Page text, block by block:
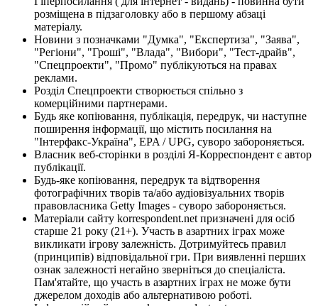
розміщена в підзаголовку або в першому абзаці
матеріалу.
Новини з позначками "Думка", "Експертиза", "Заява",
"Регіони", "Гроші", "Влада", "Вибори", "Тест-драйв",
"Спецпроекти", "Промо" публікуються на правах
реклами.
Розділ Спецпроекти створюється спільно з
комерційними партнерами.
Будь яке копіювання, публікація, передрук, чи наступне
поширення інформації, що містить посилання на
"Інтерфакс-Україна", EPA / UPG, суворо забороняється.
Власник веб-сторінки в розділі Я-Корреспондент є автор
публікації.
Будь-яке копіювання, передрук та відтворення
фотографічних творів та/або аудіовізуальних творів
правовласника Getty Images - суворо забороняється.
Матеріали сайту korrespondent.net призначені для осіб
старше 21 року (21+). Участь в азартних іграх може
викликати ігрову залежність. Дотримуйтесь правил
(принципів) відповідальної гри. При виявленні перших
ознак залежності негайно зверніться до спеціаліста.
Пам'ятайте, що участь в азартних іграх не може бути
джерелом доходів або альтернативою роботі.